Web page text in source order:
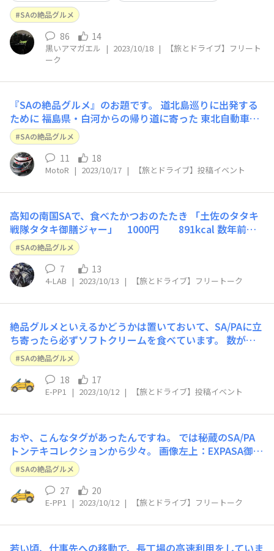
SAの絶品グルメ
86 14
黒いアマガエル | 2023/10/18 |
【旅とドライブ】フリート
ーク
『SAの絶品グルメ』のお題です。 道北島巡りに出発する
ために 福島県・白河からの帰り道に寄った 東北自動車道
（上り）羽生PAの『鬼平江戸処』 池波正太郎「鬼平犯科
帳」のファンなので、何回？立ち寄ったことでしょう…😅
帰宅したら、すぐに荷造りしなければなりません。 夕食
の準備・片付けの時間がない
SAの絶品グルメ
11 18
MotoR | 2023/10/17 | 【旅とドライブ】投稿イベント
高知の南国SAで、食べたかつおのたたき 「土佐のタタキ
戦隊タタキ御膳ジャー」 1000円 891kcal 数年前に
食べたので、今もあるメニューかどうか、ちょっとわから
ないです。 当時の西イチグルメ決定戦に残ったそうです。
自宅から400km以上、走って、タタキをいただいて、車中
泊の充電ばっちしで
SAの絶品グルメ
7 13
4-LAB | 2023/10/13 | 【旅とドライブ】フリートーク
絶品グルメといえるかどうかは置いておいて、SA/PAに立
ち寄ったら必ずソフトクリームを食べています。 数が多
いので各々の詳細は割愛しますが、必ずバニラソフトを食
べます。 ご当地ソフトなどもありますが、目もくれず必
ずバニラです。 バニラならどこも同じだろうと思われる
向きもあるかも知れませんが、意外とこ
SAの絶品グルメ
18 17
E-PP1 | 2023/10/12 | 【旅とドライブ】投稿イベント
おや、こんなタグがあったんですね。 では秘蔵のSA/PA
トンテキコレクションから少々。 画像左上：EXPASA御在
所（上り） 味蔵のとんてき定食。撮影時はボリュームと
価格のバランスがよく、味も満足できるものでしたが、現
在では少し厚めのハムかと思う程度のボリュームで値上り
してしまっため、立ち寄ること
SAの絶品グルメ
27 20
E-PP1 | 2023/10/12 | 【旅とドライブ】フリートーク
若い頃、仕事先への移動で、長丁場の高速利用をしていま